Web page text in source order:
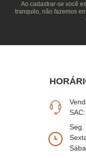
Ao cadastrar-se você
tranquilo, não fazemos
Seg.